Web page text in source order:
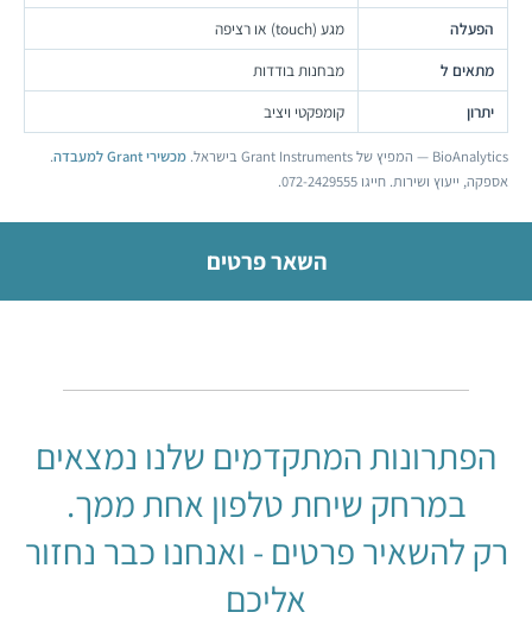
הפעלה
מגע (touch) או רציפה
מתאים ל
מבחנות בודדות
יתרון
קומפקטי ויציב
BioAnalytics — המפיץ של Grant Instruments בישראל. מכשירי Grant למעבדה
.
אספקה, ייעוץ ושירות. חייגו 072-2429555.
השאר פרטים
הפתרונות המתקדמים שלנו נמצאים
במרחק שיחת טלפון אחת ממך.
רק להשאיר פרטים - ואנחנו כבר נחזור
אליכם